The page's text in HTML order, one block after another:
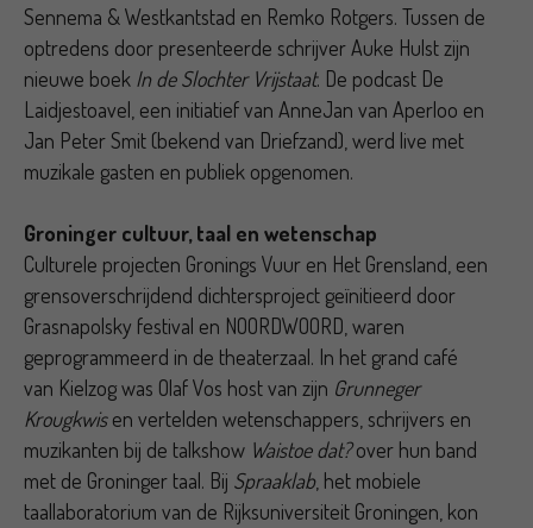
Sennema & Westkantstad en Remko Rotgers. Tussen de
optredens door presenteerde schrijver Auke Hulst zijn
nieuwe boek In de Slochter Vrijstaat. De podcast De
Laidjestoavel, een initiatief van AnneJan van Aperloo en
Jan Peter Smit (bekend van Driefzand), werd live met
muzikale gasten en publiek opgenomen.
Groninger cultuur, taal en wetenschap
Culturele projecten Gronings Vuur en Het Grensland, een
grensoverschrijdend dichtersproject geïnitieerd door
Grasnapolsky festival en NOORDWOORD, waren
geprogrammeerd in de theaterzaal. In het grand café
van Kielzog was Olaf Vos host van zijn Grunneger
Krougkwisen vertelden wetenschappers, schrijvers en
muzikanten bij de talkshow Waistoe dat?over hun band
met de Groninger taal. Bij Spraaklab, het mobiele
taallaboratorium van de Rijksuniversiteit Groningen, kon